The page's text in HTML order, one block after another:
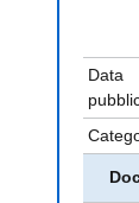
Data